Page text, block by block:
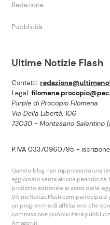
Ultime Notizie Flash
Contatti:
Legal:
Purple di Procopio Filomena
Via Della Libertà, 106
73030 - Montesano Salentino
P.IVA 03370960795 -
Questo blog non rappresenta una
aggiornato senza alcuna
prodotto editoriale ai sensi della
UltimeNotizieFlash.com partecipa al
un programma di affiliazione che
commissione pubblicitaria
Amazon.it.
Redazione
Pubblicità